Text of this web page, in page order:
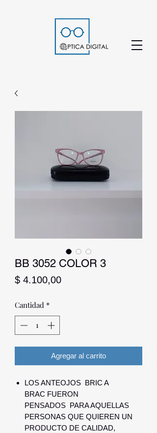
BB 3052 COLOR 3
$ 4.100,00Precio
Cantidad *
Agregar al carrito
LOS ANTEOJOS BRIC A
BRAC FUERON
PENSADOS PARA AQUELLAS
PERSONAS QUE QUIEREN UN
PRODUCTO DE CALIDAD,